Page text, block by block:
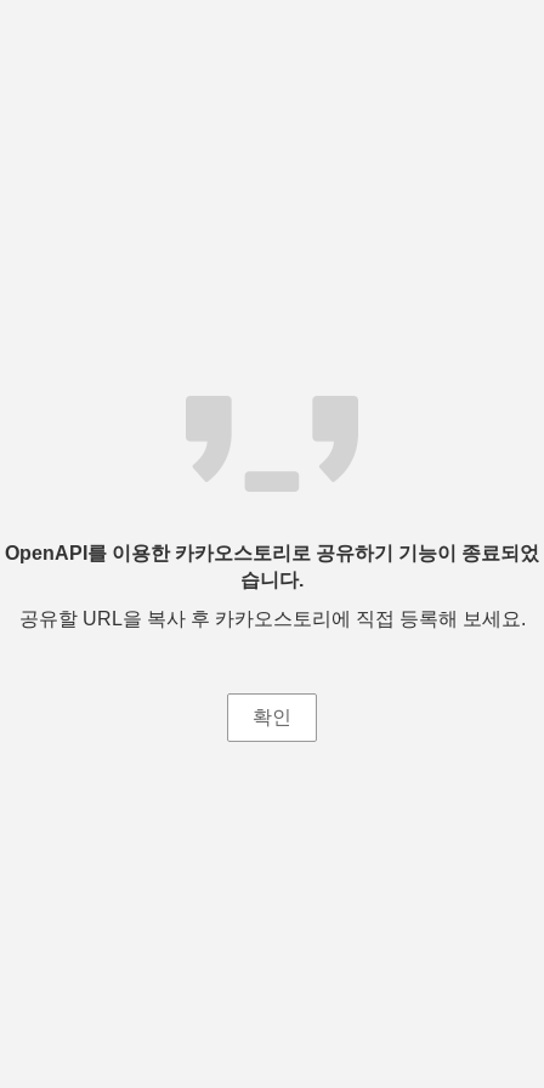
OpenAPI를 이용한 카카오스토리로 공유하기 기능이 종료되었
습니다.
공유할 URL을 복사 후 카카오스토리에 직접 등록해 보세요.
확인